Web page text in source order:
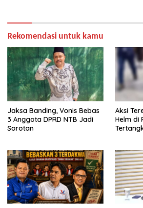
Rekomendasi untuk kamu
Jaksa Banding, Vonis Bebas
3 Anggota DPRD NTB Jadi
Sorotan
Aksi
Helm di